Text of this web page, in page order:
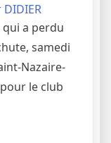
qui a perdu
samedi
Nazaire-
le club